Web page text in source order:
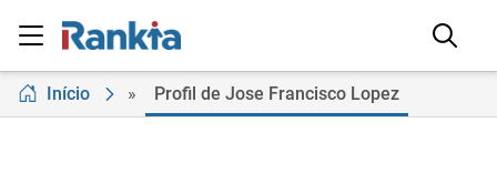
Início » Profil de Jose Francisco Lopez